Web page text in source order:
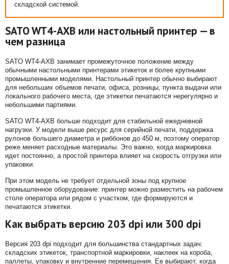
складской системой.
SATO WT4-AXB или настольный принтер — в
чем разница
SATO WT4-AXB занимает промежуточное положение между
обычными настольными принтерами этикеток и более крупными
промышленными моделями. Настольный принтер обычно выбирают
для небольших объемов печати, офиса, розницы, пункта выдачи или
локального рабочего места, где этикетки печатаются нерегулярно и
небольшими партиями.
SATO WT4-AXB больше подходит для стабильной ежедневной
нагрузки. У модели выше ресурс для серийной печати, поддержка
рулонов большего диаметра и риббонов до 450 м, поэтому оператор
реже меняет расходные материалы. Это важно, когда маркировка
идет постоянно, а простой принтера влияет на скорость отгрузки или
упаковки.
При этом модель не требует отдельной зоны под крупное
промышленное оборудование: принтер можно разместить на рабочем
столе оператора или рядом с участком, где формируются и
печатаются этикетки.
Как выбрать версию 203 dpi или 300 dpi
Версия 203 dpi подходит для большинства стандартных задач:
складских этикеток, транспортной маркировки, наклеек на короба,
паллеты, упаковку и внутренние перемещения. Ее выбирают, когда